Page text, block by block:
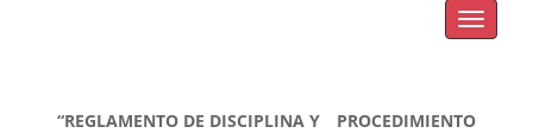
Toggle
“REGLAMENTO DE DISCIPLINA Y
PROCEDIMIENTO